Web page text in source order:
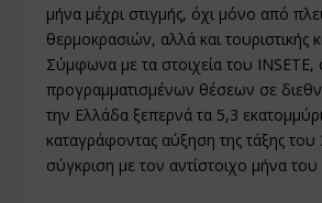
μήνα μέχρι στιγμής, όχι μόνο από
θερμοκρασιών, αλλά και τουριστικής
Σύμφωνα με τα στοιχεία του INSETE,
προγραμματισμένων θέσεων σε
την Ελλάδα ξεπερνά τα 5,3
καταγράφοντας αύξηση της τάξης του
σύγκριση με τον αντίστοιχο μήνα του